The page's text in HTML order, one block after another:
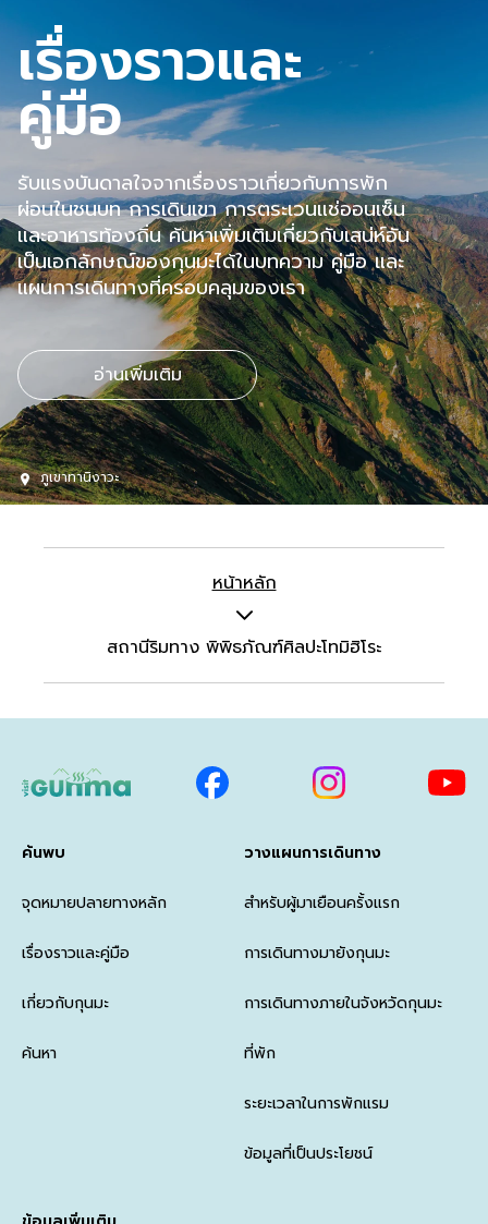
เรื่องราวและ
คู่มือ
รับแรงบันดาลใจจากเรื่องราวเกี่ยวกับการพัก
ผ่อนในชนบท การเดินเขา การตระเวนแช่ออนเซ็น
และอาหารท้องถิ่น ค้นหาเพิ่มเติมเกี่ยวกับเสน่ห์อัน
เป็นเอกลักษณ์ของกุนมะได้ในบทความ คู่มือ และ
แผนการเดินทางที่ครอบคลุมของเรา
อ่านเพิ่มเติม
ภูเขาทานิงาวะ
หน้าหลัก
สถานีริมทาง พิพิธภัณฑ์ศิลปะโทมิฮิโระ
ค้นพบ
จุดหมายปลายทางหลัก
เรื่องราวและคู่มือ
เกี่ยวกับกุนมะ
ค้นหา
วางแผนการเดินทาง
สำหรับผู้มาเยือนครั้งแรก
การเดินทางมายังกุนมะ
การเดินทางภายในจังหวัดกุนมะ
ที่พัก
ระยะเวลาในการพักแรม
ข้อมูลที่เป็นประโยชน์